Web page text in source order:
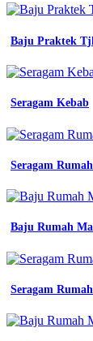
tk
Wonogiri
sd
sma
kerja
oxford
warna
kerja
seragam
cara
memasang
badge
bet
atribut
Baju Praktek
Seragam Kebab
Seragam
Baju Rumah
Seragam